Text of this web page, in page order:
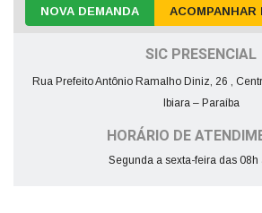
NOVA DEMANDA ACOMPANHAR
SIC PRESENCIAL
Rua Prefeito Antônio Ramalho Diniz, 26 ,
Ibiara – Paraíba
HORÁRIO DE
Segunda a sexta-feira das 08h